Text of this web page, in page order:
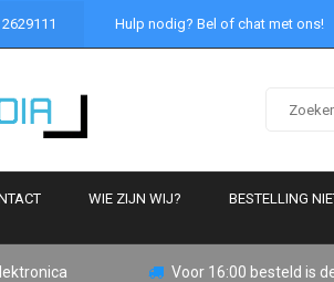
Hulp nodig? Bel of chat met ons!
WIE ZIJN WIJ? BESTELLING
Voor 16:00 besteld is